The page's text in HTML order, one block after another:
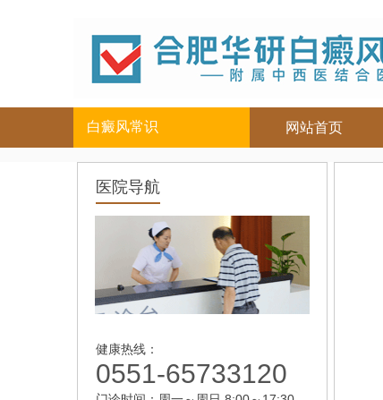
白癜风常识
儿童
女性
老年
头部
背部
网站首页
医院导航
健康热线：
0551-65733120